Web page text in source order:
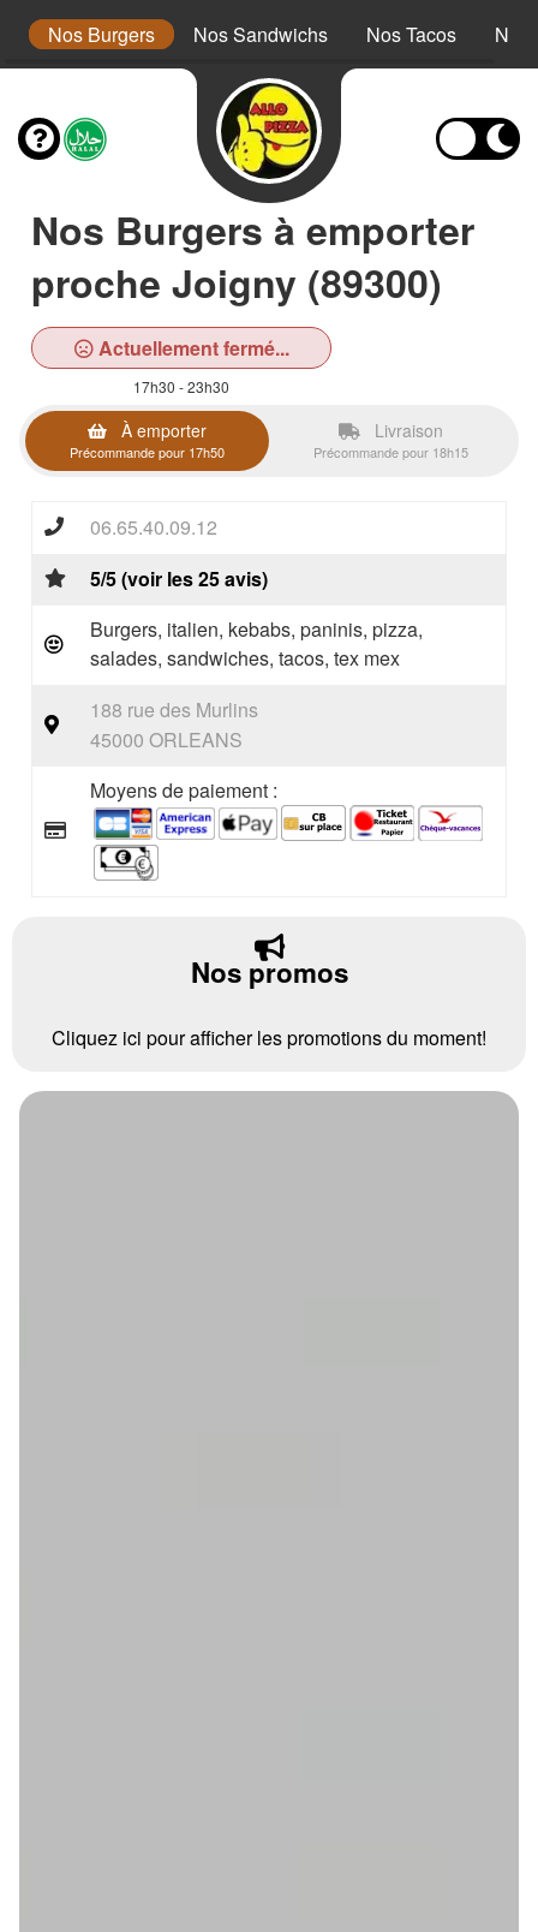
Nos Burgers Nos Sandwichs Nos Tacos Nos
Nos Burgers à emporter
proche Joigny (89300)
Actuellement fermé...
17h30 - 23h30
À emporter
Précommande pour 17h50
Livraison
Précommande pour 18h15
06.65.40.09.12
5/5 (voir les 25 avis)
Burgers, italien, kebabs, paninis, pizza,
salades, sandwiches, tacos, tex mex
188 rue des Murlins
45000 ORLEANS
Moyens de paiement :
Nos promos
Cliquez ici pour afficher les promotions du moment!